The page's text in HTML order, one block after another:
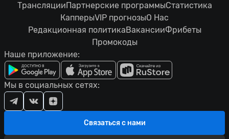
ТрансляцииПартнерские программыСтатистика
КапперыVIP прогнозыО Нас
Редакционная политикаВакансииФрибеты
Промокоды
Наше приложение:
Связаться с нами
Мы в социальных сетях: